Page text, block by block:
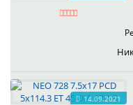
14.09.2021